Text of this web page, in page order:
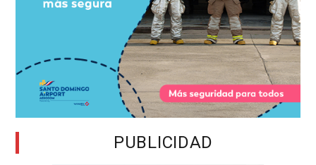
PUBLICIDAD